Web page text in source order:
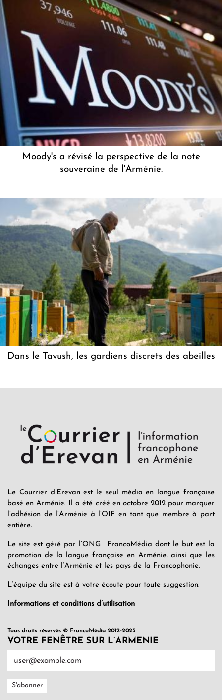
Moody's a révisé la perspective de la note
souveraine de l'Arménie.
Dans le Tavush, les gardiens discrets des abeilles
Le Courrier d’Erevan est le seul média en langue française
basé en Arménie. Il a été créé en octobre 2012 pour marquer
l’adhésion de l’Arménie à l’OIF en tant que membre à part
entière.
Le site est géré par l’ONG FrancoMédia dont le but est la
promotion de la langue française en Arménie, ainsi que les
échanges entre l’Arménie et les pays de la Francophonie.
L’équipe du site est à votre écoute pour toute suggestion.
Informations et conditions d’utilisation
Tous droits réservés © FrancoMédia 2012-2025
VOTRE FENÊTRE SUR L’ARMENIE